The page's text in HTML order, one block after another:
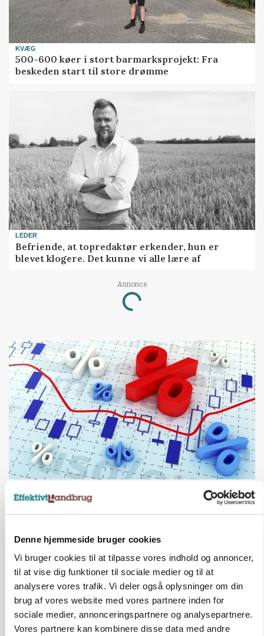
Denne hjemmeside bruger cookies
Vi bruger cookies til at tilpasse vores indhold og annoncer,
til at vise dig funktioner til sociale medier og til at
analysere vores trafik. Vi deler også oplysninger om din
brug af vores website med vores partnere inden for
sociale medier, annonceringspartnere og analysepartnere.
Vores partnere kan kombinere disse data med andre
KVÆG
500-600 køer i stort barmarksprojekt: Fra
beskeden start til store drømme
LEDER
Befriende, at topredaktør erkender, hun er
blevet klogere. Det kunne vi alle lære af
Annonce
Loading...
Olieprisfald og fredshåb sender F5-renten ned